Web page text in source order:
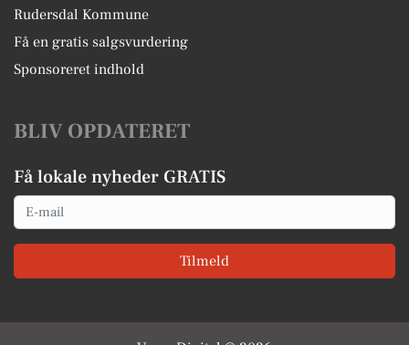
Rudersdal Kommune
Få en gratis salgsvurdering
Sponsoreret indhold
BLIV OPDATERET
Få lokale nyheder GRATIS
Email
Tilmeld